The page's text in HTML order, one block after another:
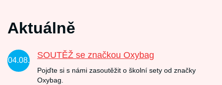
Aktuálně
04.08.
SOUTĚŽ se značkou Oxybag
Pojďte si s námi zasoutěžit o školní sety od značky
Oxybag.